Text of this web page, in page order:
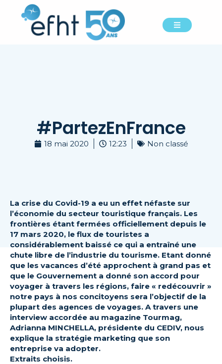
#PartezEnFrance
18 mai 2020 12:23 Non classé
La crise du Covid-19 a eu un effet néfaste sur
l’économie du secteur touristique français. Les
frontières étant fermées officiellement depuis le
17 mars 2020, le flux de touristes a
considérablement baissé ce qui a entraîné une
chute libre de l’industrie du tourisme. Etant donné
que les vacances d’été approchent à grand pas et
que le Gouvernement a donné son accord pour
voyager à travers les régions, faire « redécouvrir »
notre pays à nos concitoyens sera l’objectif de la
plupart des agences de voyages. A travers une
interview accordée au magazine Tourmag,
Adrianna MINCHELLA, présidente du CEDIV, nous
explique la stratégie marketing que son
entreprise va adopter.
Extraits choisis.